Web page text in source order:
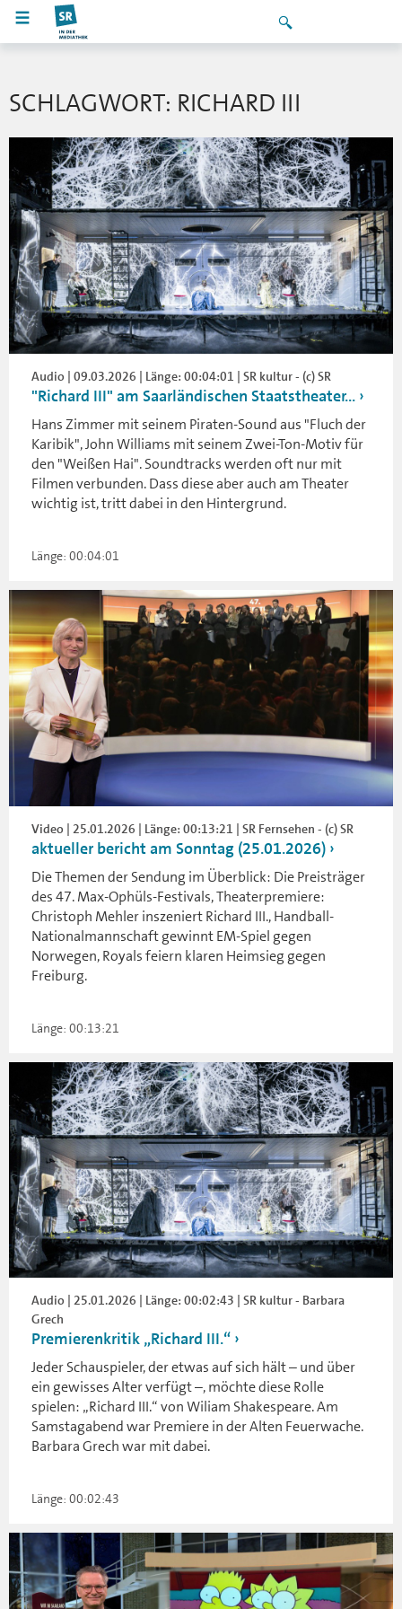
SCHLAGWORT: RICHARD III
Audio | 09.03.2026 | Länge: 00:04:01 | SR kultur - (c) SR
"Richard III" am Saarländischen Staatstheater...
Hans Zimmer mit seinem Piraten-Sound aus "Fluch der
Karibik", John Williams mit seinem Zwei-Ton-Motiv für
den "Weißen Hai". Soundtracks werden oft nur mit
Filmen verbunden. Dass diese aber auch am Theater
wichtig ist, tritt dabei in den Hintergrund.
Länge: 00:04:01
Video | 25.01.2026 | Länge: 00:13:21 | SR Fernsehen - (c) SR
aktueller bericht am Sonntag (25.01.2026)
Die Themen der Sendung im Überblick: Die Preisträger
des 47. Max-Ophüls-Festivals, Theaterpremiere:
Christoph Mehler inszeniert Richard III., Handball-
Nationalmannschaft gewinnt EM-Spiel gegen
Norwegen, Royals feiern klaren Heimsieg gegen
Freiburg.
Länge: 00:13:21
Audio | 25.01.2026 | Länge: 00:02:43 | SR kultur - Barbara
Grech
Premierenkritik „Richard III.“
Jeder Schauspieler, der etwas auf sich hält – und über
ein gewisses Alter verfügt –, möchte diese Rolle
spielen: „Richard III.“ von Wiliam Shakespeare. Am
Samstagabend war Premiere in der Alten Feuerwache.
Barbara Grech war mit dabei.
Länge: 00:02:43